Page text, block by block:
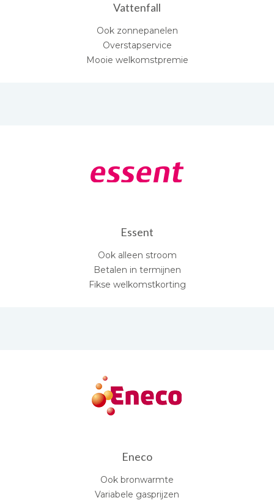
Vattenfall
Ook zonnepanelen
Overstapservice
Mooie welkomstpremie
Essent
Ook alleen stroom
Betalen in termijnen
Fikse welkomstkorting
Eneco
Ook bronwarmte
Variabele gasprijzen